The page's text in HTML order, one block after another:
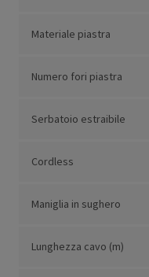
Materiale piastra
Numero fori piastra
Serbatoio estraibile
Cordless
Maniglia in sughero
Lunghezza cavo (m)